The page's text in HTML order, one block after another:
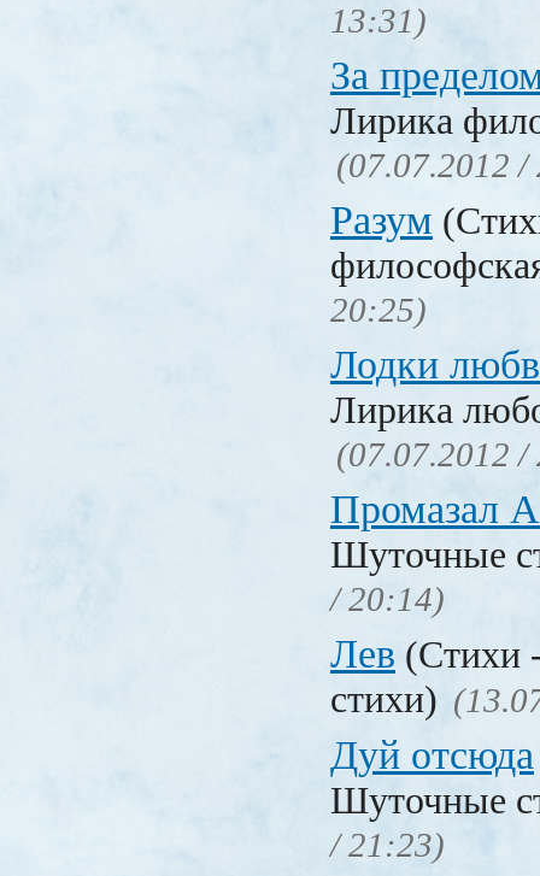
13:31)
За
Лирика
(07.07.2012 /
Разум
20:25)
Лодки
Лирика
(07.07.2012 /
Промазал
Шуточные
/ 20:14)
Лев (Стихи
стихи)
Дуй отсюда
Шуточные
/ 21:23)